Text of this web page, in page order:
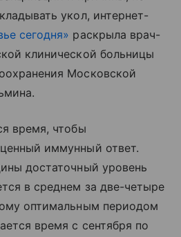
укол, интернет-
сегодня» раскрыла врач-
клинической больницы
Московской
время, чтобы
иммунный ответ.
достаточный уровень
в среднем за две-четыре
оптимальным периодом
время с сентября по